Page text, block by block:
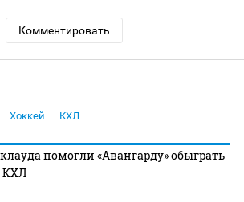
Комментировать
Хоккей КХЛ
помогли «Авангарду» обыграть
КХЛ